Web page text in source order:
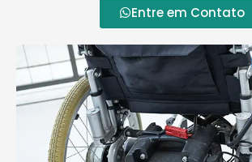
Entre em Contato